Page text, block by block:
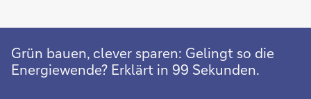
Grün bauen, clever sparen: Gelingt so die
Energiewende? Erklärt in 99 Sekunden.